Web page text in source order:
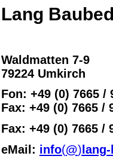
Lang
Waldmatten 7-9
79224 Umkirch
Fon: +49 (0) 7665 /
Fax: +49 (0) 7665 /
Fax: +49 (0) 7665 /
eMail: info(@)